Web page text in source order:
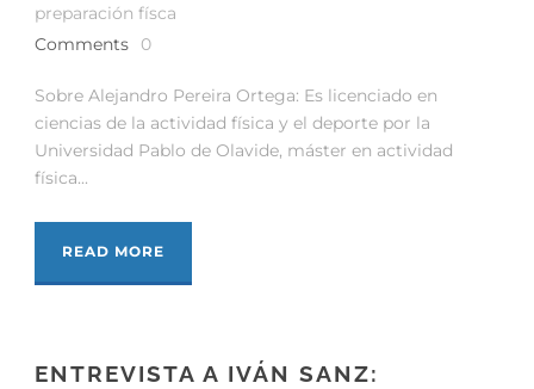
preparación físca
Comments
0
Sobre Alejandro Pereira Ortega: Es licenciado en
ciencias de la actividad física y el deporte por la
Universidad Pablo de Olavide, máster en actividad
física...
READ MORE
ENTREVISTA A IVÁN SANZ: